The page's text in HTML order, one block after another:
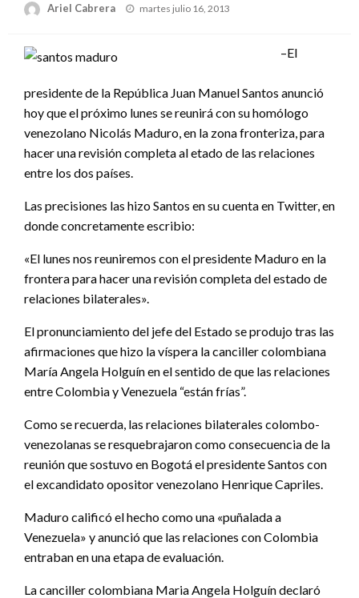
Ariel Cabrera
Publicado
martes julio 16, 2013
–El
presidente de la República Juan Manuel Santos anunció
hoy que el próximo lunes se reunirá con su homólogo
venezolano Nicolás Maduro, en la zona fronteriza, para
hacer una revisión completa al etado de las relaciones
entre los dos países.
Las precisiones las hizo Santos en su cuenta en Twitter, en
donde concretamente escribio:
«El lunes nos reuniremos con el presidente Maduro en la
frontera para hacer una revisión completa del estado de
relaciones bilaterales».
El pronunciamiento del jefe del Estado se produjo tras las
afirmaciones que hizo la víspera la canciller colombiana
María Angela Holguín en el sentido de que las relaciones
entre Colombia y Venezuela “están frías”.
Como se recuerda, las relaciones bilaterales colombo-
venezolanas se resquebrajaron como consecuencia de la
reunión que sostuvo en Bogotá el presidente Santos con
el excandidato opositor venezolano Henrique Capriles.
Maduro calificó el hecho como una «puñalada a
Venezuela» y anunció que las relaciones con Colombia
entraban en una etapa de evaluación.
La canciller colombiana Maria Angela Holguín declaró